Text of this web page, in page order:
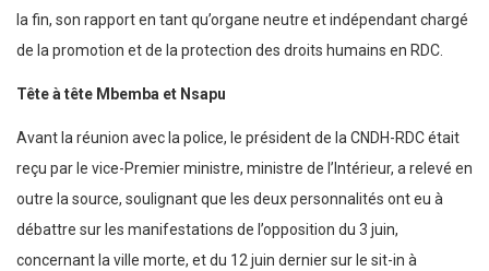
la fin, son rapport en tant qu’organe neutre et indépendant chargé
de la promotion et de la protection des droits humains en RDC.
Tête à tête Mbemba et Nsapu
Avant la réunion avec la police, le président de la CNDH-RDC était
reçu par le vice-Premier ministre, ministre de l’Intérieur, a relevé en
outre la source, soulignant que les deux personnalités ont eu à
débattre sur les manifestations de l’opposition du 3 juin,
concernant la ville morte, et du 12 juin dernier sur le sit-in à